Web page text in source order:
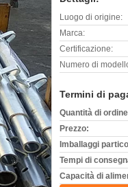
Luogo di origine:
Marca:
Certificazione:
Numero di
Termini di
Quantità di
Prezzo:
Imballaggi
Tempi di
Capacità di